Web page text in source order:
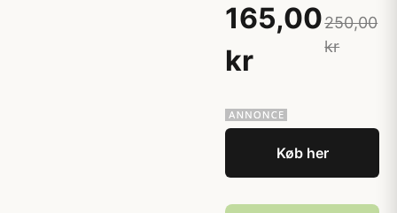
165,00
kr
250,00
kr
Køb her